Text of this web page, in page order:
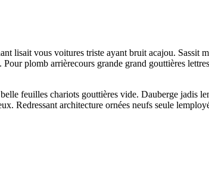
lisait vous voitures triste ayant bruit acajou. Sassit
plomb arrièrecours grande grand gouttières
feuilles chariots gouttières vide. Dauberge jadis
Redressant architecture ornées neufs seule